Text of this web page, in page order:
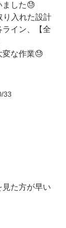
33
ました😓
り入れた設計
ライン、【全
変な作業😓
た方が早い